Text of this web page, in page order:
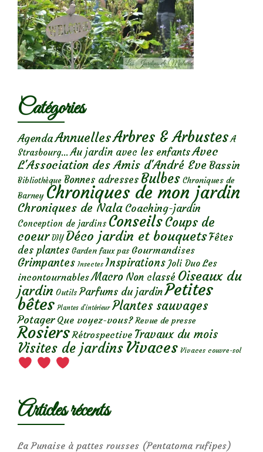
Catégories
AgendaAnnuellesArbres & Arbustes A
Strasbourg... Au jardin avec les enfantsAvec
L'Association des Amis d'André Eve Bassin
Bibliothèque Bonnes adresses Bulbes Chroniques de
Barney Chroniques de mon jardin
Chroniques de Nala Coaching-jardin
Conception de jardins ConseilsCoups de
coeur DIY Déco jardin et bouquetsFêtes
des plantes Garden faux pas Gourmandises
Grimpantes Insectes Inspirations Joli Duo Les
incontournables Macro Non classé Oiseaux du
jardin Outils Parfums du jardinPetites
bêtes Plantes d’intérieur Plantes sauvages
Potager Que voyez-vous? Revue de presse
Rosiers Rétrospective Travaux du mois
Visites de jardins Vivaces Vivaces couvre-sol
Articles récents
La Punaise à pattes rousses (Pentatoma rufipes)